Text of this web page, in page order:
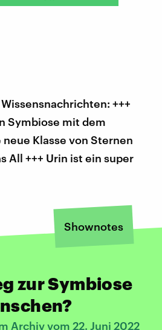
+++
Symbiose mit dem
neue Klasse von Sternen
All +++ Urin ist ein super
Shownotes
zur Symbiose
Archiv vom 22. Juni 2022